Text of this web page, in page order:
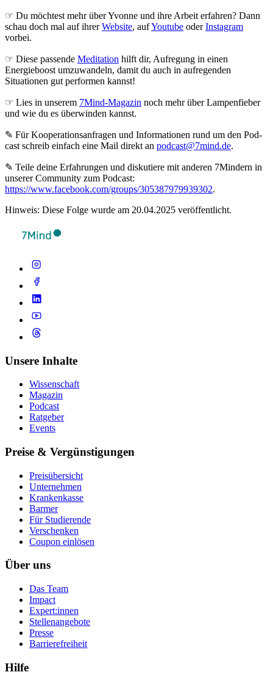
☞ Du möchtest mehr über Yvonne und ihre Arbeit erfahren? Dann
schau doch mal auf ihrerWebsite, aufYoutube oderInstagram
vorbei.
☞ Diese passende Meditation hilft dir, Aufregung in einen
Energieboost umzuwandeln, damit du auch in aufregenden
Situationen gut performen kannst!
☞ Lies in unserem 7Mind-Magazin noch mehr über Lampenfieber
und wie du es überwinden kannst.
✎ Für Koope­ra­ti­ons­an­fra­gen und Infor­ma­tio­nen rund um den Pod­
cast schreib ein­fach eine Mail direkt an podcast@7mind.de.
✎ Teile deine Erfahrungen und diskutiere mit anderen 7Mindern in
unserer Community zum Podcast:
https://www.facebook.com/groups/305387979939302.
Hinweis: Diese Folge wurde am 20.04.2025 veröffentlicht.
Unsere Inhalte
Wissenschaft
Magazin
Podcast
Ratgeber
Events
Preise & Vergünstigungen
Preisübersicht
Unternehmen
Krankenkasse
Barmer
Für Studierende
Ver­schen­ken
Coupon einlösen
Über uns
Das Team
Impact
Expert:innen
Stellenangebote
Presse
Barrierefreiheit
Hilfe